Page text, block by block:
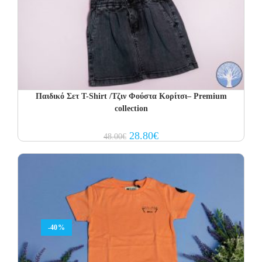
Παιδικό Σετ T-Shirt /Τζιν Φούστα Κορίτσι– Premium
collection
48.00€ Original
price
28.80€Current
price
-40%